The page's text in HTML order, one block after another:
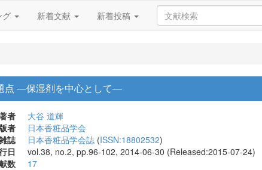
グ 新着文献 新着投稿
点 ―保湿剤を中心として―
者
大谷 道輝
者
日本香粧品学会
誌
日本香粧品学会誌 (ISSN:18802532)
日
vol.38, no.2, pp.96-102, 2014-06-30 (Released:2015-07-24)
数
17